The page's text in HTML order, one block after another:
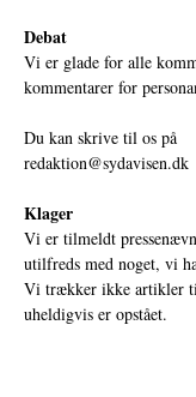
Debat
Vi er glade for alle
kommentarer for
Du kan skrive til os på
redaktion@sydavisen.dk
Klager
Vi er tilmeldt
utilfreds med noget, vi
Vi trækker ikke artikler
uheldigvis er opstået.